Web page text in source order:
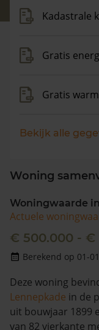
Kadastrale
Gratis
Gratis
Bekijk alle
Woning
Woningwaarde
Actuele
€ 500.000 - €
Berekend op 01-
Deze woning
Lennepkade in de
uit bouwjaar 1899
van 82 vierkante